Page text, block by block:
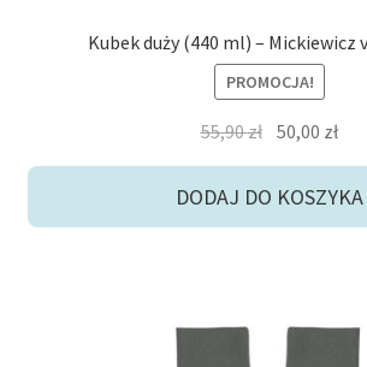
Kubek duży (440 ml) – Mickiewicz
PROMOCJA!
55,90zł Pierwotna
wynosiła:
50,00 zł
DODAJ DO KOSZYKA